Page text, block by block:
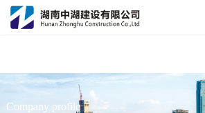
阿根廷vs奥地利
Company profile